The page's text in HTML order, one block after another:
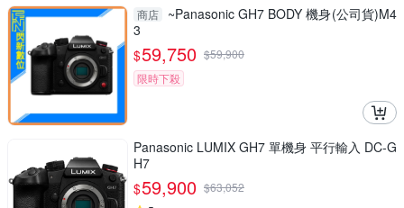
商店
~Panasonic GH7 BODY 機身(公司貨)M4
3
$59,750 $59,900
限時下殺
Panasonic LUMIX GH7 單機身 平行輸入 DC-G
H7
$59,900 $63,052